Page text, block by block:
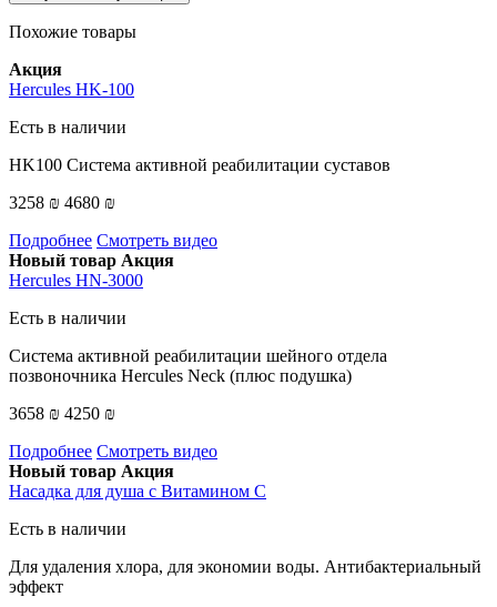
Похожие товары
Акция
Hercules HK-100
Есть в наличии
HK100 Система активной реабилитации суставов
3258 ₪ 4680 ₪
Подробнее Смотреть видео
Новый товар Акция
Hercules HN-3000
Есть в наличии
Система активной реабилитации шейного отдела
позвоночника Hercules Neck (плюс подушка)
3658 ₪ 4250 ₪
Подробнее Смотреть видео
Новый товар Акция
Насадка для душа с Витамином C
Есть в наличии
Для удаления хлора, для экономии воды. Антибактериальный
эффект